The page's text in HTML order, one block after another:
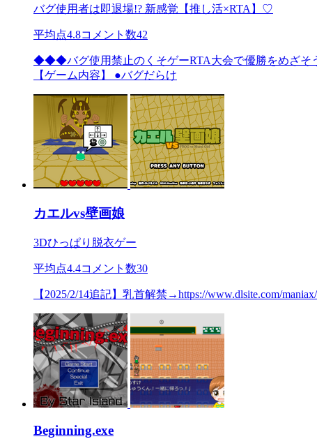
バグ使用者は即退場!? 新感覚【推し活×RTA】♡
平均点4.8コメント数42
◆◆◆バグ使用禁止のくそゲーRTA大会で優勝をめざ
【ゲーム内容】 ●バグだらけ
カエルvs壁画娘
3Dひっぱり脱衣ゲー
平均点4.4コメント数30
【2025/2/14追記】乳首解禁→https://www.dlsite.com/
Beginning.exe